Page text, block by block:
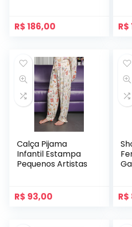
R$ 186,00 R$
Calça Pijama
Infantil Estampa
Pequenos Artistas
R$ 93,00 R$